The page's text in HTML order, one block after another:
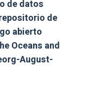
de datos
de
abierto
Oceans and
August-